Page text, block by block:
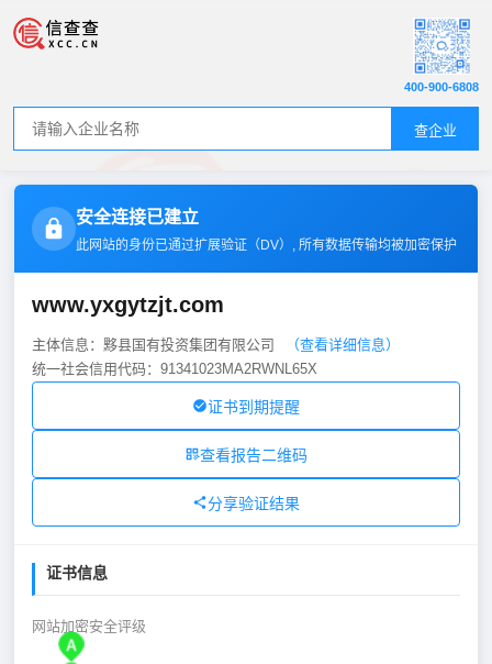
查企业
400-900-6808
安全连接已建立
此网站的身份已通过扩展验证（DV）, 所有数据传输均被加密保护
www.yxgytzjt.com
主体信息：黟县国有投资集团有限公司
（查看详细信息）
统一社会信用代码：91341023MA2RWNL65X
证书到期提醒
查看报告二维码
分享验证结果
证书信息
网站加密安全评级